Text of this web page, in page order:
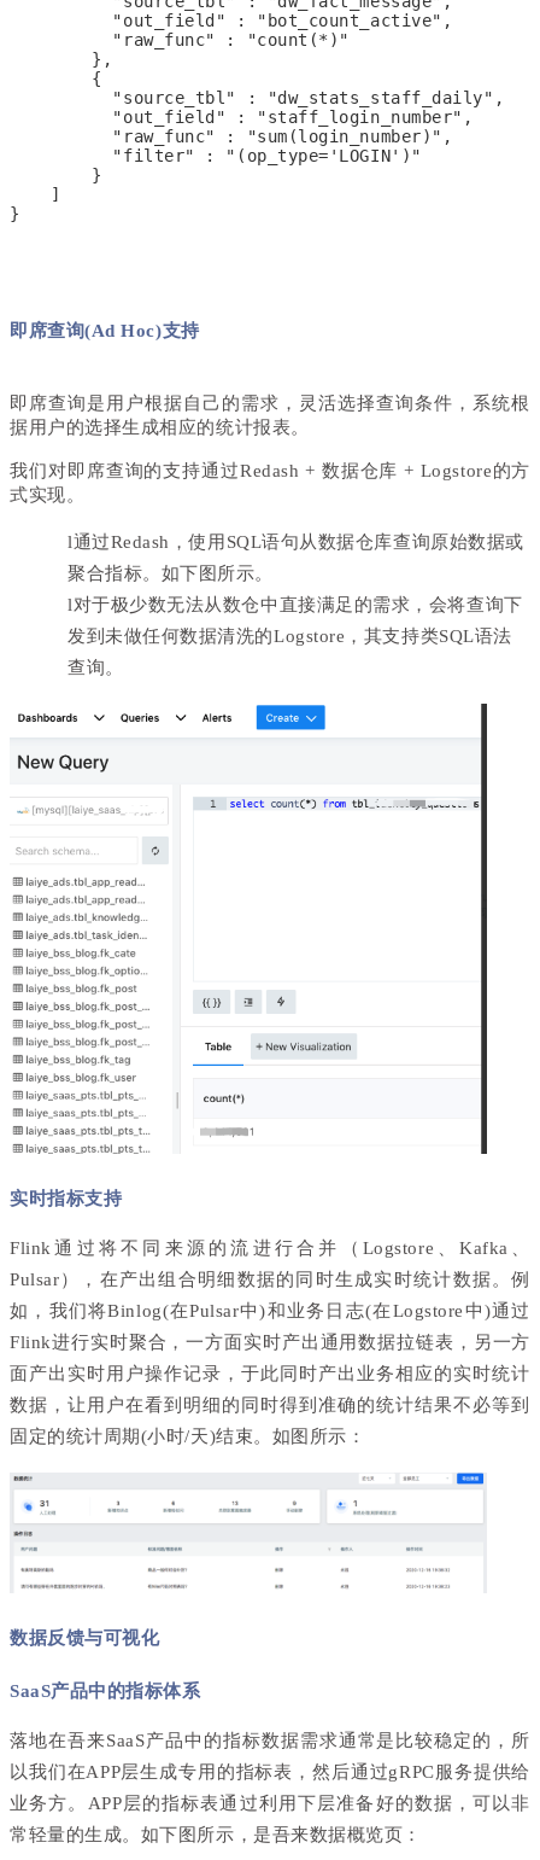
          "out_field" : "bot_count_active",
          "raw_func" : "count(*)"
        },
        {
          "source_tbl" : "dw_stats_staff_daily",
          "out_field" : "staff_login_number",
          "raw_func" : "sum(login_number)",
          "filter" : "(op_type='LOGIN')"
        }
    ]
}
即席查询(Ad Hoc)支持
即席查询是用户根据自己的需求，灵活选择查询条件，系统根
据用户的选择生成相应的统计报表。
我们对即席查询的支持通过Redash + 数据仓库 + Logstore的方
式实现。
l通过Redash，使用SQL语句从数据仓库查询原始数据或
聚合指标。如下图所示。
l对于极少数无法从数仓中直接满足的需求，会将查询下
发到未做任何数据清洗的Logstore，其支持类SQL语法
查询。
实时指标支持
Flink通过将不同来源的流进行合并（Logstore、Kafka、
Pulsar），在产出组合明细数据的同时生成实时统计数据。例
如，我们将Binlog(在Pulsar中)和业务日志(在Logstore中)通过
Flink进行实时聚合，一方面实时产出通用数据拉链表，另一方
面产出实时用户操作记录，于此同时产出业务相应的实时统计
数据，让用户在看到明细的同时得到准确的统计结果不必等到
固定的统计周期(小时/天)结束。如图所示：
数据反馈与可视化
SaaS产品中的指标体系
落地在吾来SaaS产品中的指标数据需求通常是比较稳定的，所
以我们在APP层生成专用的指标表，然后通过gRPC服务提供给
业务方。APP层的指标表通过利用下层准备好的数据，可以非
常轻量的生成。如下图所示，是吾来数据概览页：